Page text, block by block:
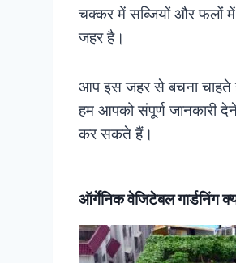
चक्कर में सब्जियों और फलों
जहर है।
आप इस जहर से बचना
हम आपको संपूर्ण जानकारी
कर सकते हैं।
ऑर्गेनिक वेजिटेबल गार्डनिंग